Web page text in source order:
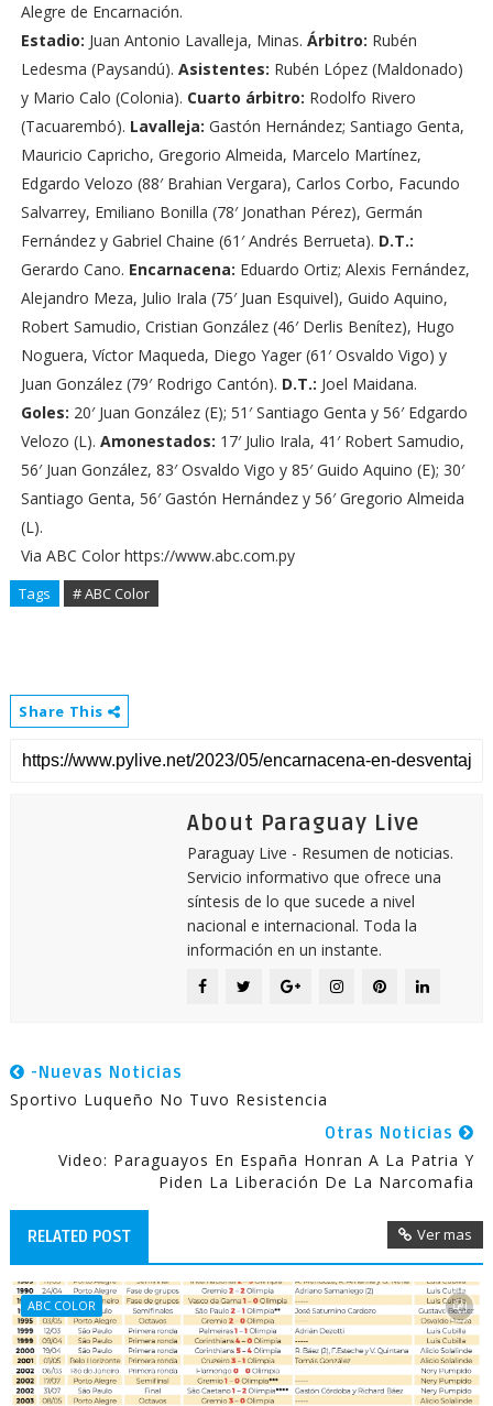
Alegre de Encarnación.
Estadio: Juan Antonio Lavalleja, Minas. Árbitro: Rubén
Ledesma (Paysandú). Asistentes: Rubén López (Maldonado)
y Mario Calo (Colonia). Cuarto árbitro: Rodolfo Rivero
(Tacuarembó). Lavalleja: Gastón Hernández; Santiago Genta,
Mauricio Capricho, Gregorio Almeida, Marcelo Martínez,
Edgardo Velozo (88′ Brahian Vergara), Carlos Corbo, Facundo
Salvarrey, Emiliano Bonilla (78′ Jonathan Pérez), Germán
Fernández y Gabriel Chaine (61′ Andrés Berrueta). D.T.:
Gerardo Cano. Encarnacena: Eduardo Ortiz; Alexis Fernández,
Alejandro Meza, Julio Irala (75′ Juan Esquivel), Guido Aquino,
Robert Samudio, Cristian González (46′ Derlis Benítez), Hugo
Noguera, Víctor Maqueda, Diego Yager (61′ Osvaldo Vigo) y
Juan González (79′ Rodrigo Cantón). D.T.: Joel Maidana.
Goles: 20′ Juan González (E); 51′ Santiago Genta y 56′ Edgardo
Velozo (L). Amonestados: 17′ Julio Irala, 41′ Robert Samudio,
56′ Juan González, 83′ Osvaldo Vigo y 85′ Guido Aquino (E); 30′
Santiago Genta, 56′ Gastón Hernández y 56′ Gregorio Almeida
(L).
Via ABC Color https://www.abc.com.py
Tags # ABC Color
Share This
About Paraguay Live
Paraguay Live - Resumen de noticias.
Servicio informativo que ofrece una
síntesis de lo que sucede a nivel
nacional e internacional. Toda la
información en un instante.
-Nuevas Noticias
Sportivo Luqueño No Tuvo Resistencia
Otras Noticias
Video: Paraguayos En España Honran A La Patria Y
Piden La Liberación De La Narcomafia
RELATED POST Ver mas
ABC COLOR